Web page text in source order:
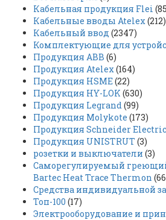
Кабельная продукция Flei
Кабельные вводы Atelex(212)
Кабельный ввод (2347)
Комплектующие для
Продукция ABB (6)
Продукция Atelex(164)
Продукция HSME(22)
Продукция HY-LOK (630)
Продукция Legrand(99)
Продукция Molykote (173)
Продукция Schneider Electric
Продукция UNISTRUT (3)
розетки и выключатели (3)
Саморегулируемый
Bartec Heat Trace Thermon
Средства индивидуальной
Топ-100 (17)
Электрооборудование и